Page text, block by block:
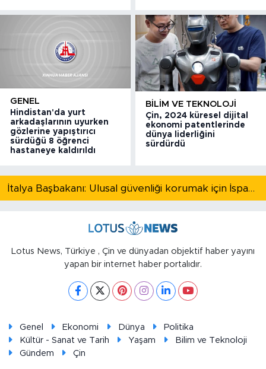
GENEL
Hindistan'da yurt
arkadaşlarının uyurken
gözlerine yapıştırıcı
sürdüğü 8 öğrenci
hastaneye kaldırıldı
BILIM VE TEKNOLOJI
Çin, 2024 küresel dijital
ekonomi patentlerinde
dünya liderliğini
sürdürdü
İtalya Başbakanı: Ulusal güvenliği korumak için İspanya ile Schengen kapsamındaki serbest dolaşımı askıya alıyoruz
Lotus News, Türkiye , Çin ve dünyadan objektif haber yayını
yapan bir internet haber portalıdır.
Genel Ekonomi Dünya
Politika
Kültür - Sanat ve Tarih
Yaşam
Bilim ve Teknoloji
Gündem
Çin